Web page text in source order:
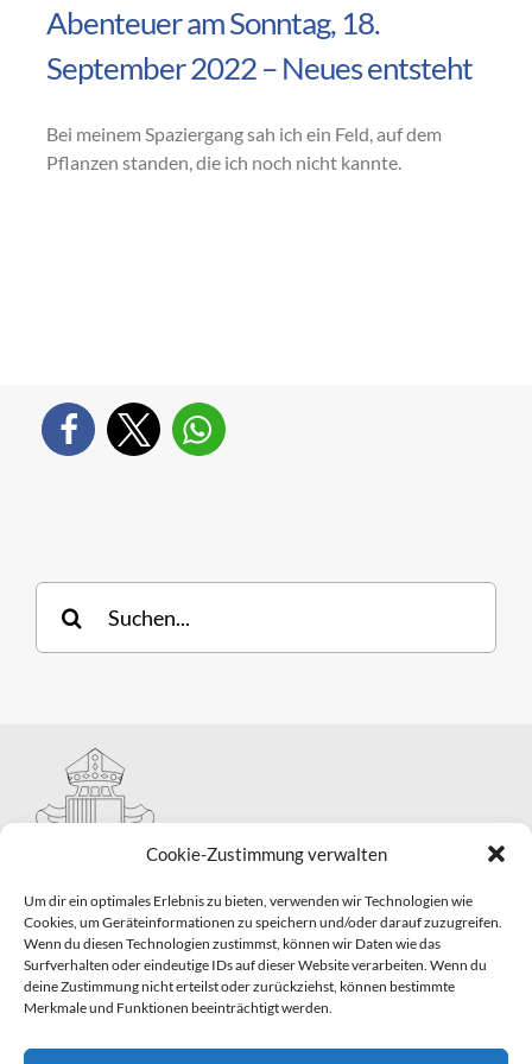
Cookie-Zustimmung verwalten
Um dir ein optimales Erlebnis zu bieten, verwenden wir Technologien wie
Cookies, um Geräteinformationen zu speichern und/oder darauf zuzugreifen.
Wenn du diesen Technologien zustimmst, können wir Daten wie das
Surfverhalten oder eindeutige IDs auf dieser Website verarbeiten. Wenn du
deine Zustimmung nicht erteilst oder zurückziehst, können bestimmte
Merkmale und Funktionen beeinträchtigt werden.
Abenteuer am Sonntag, 18.
September 2022 – Neues entsteht
Bei meinem Spaziergang sah ich ein Feld, auf dem
Pflanzen standen, die ich noch nicht kannte.
nach:
Hauptabteilung II – Seelsorge
Pastorale Grunddienste und Sakramentenpastoral
Telefon: 0821 3166-2593
gemeindepastoral@bistum-augsburg.de